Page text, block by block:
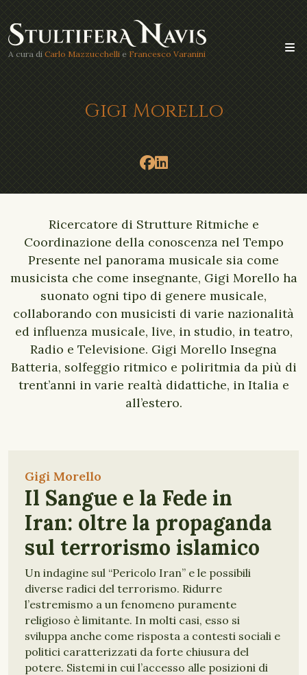
A cura di Carlo Mazzucchelli e Francesco Varanini
Gigi Morello
Ricercatore di Strutture Ritmiche e
Coordinazione della conoscenza nel Tempo
Presente nel panorama musicale sia come
musicista che come insegnante, Gigi Morello ha
suonato ogni tipo di genere musicale,
collaborando con musicisti di varie nazionalità
ed influenza musicale, live, in studio, in teatro,
Radio e Televisione. Gigi Morello Insegna
Batteria, solfeggio ritmico e poliritmia da più di
trent’anni in varie realtà didattiche, in Italia e
all’estero.
Gigi Morello
Il Sangue e la Fede in
Iran: oltre la propaganda
sul terrorismo islamico
Un indagine sul “Pericolo Iran” e le possibili
diverse radici del terrorismo. Ridurre
l’estremismo a un fenomeno puramente
religioso è limitante. In molti casi, esso si
sviluppa anche come risposta a contesti sociali e
politici caratterizzati da forte chiusura del
potere. Sistemi in cui l’accesso alle posizioni di